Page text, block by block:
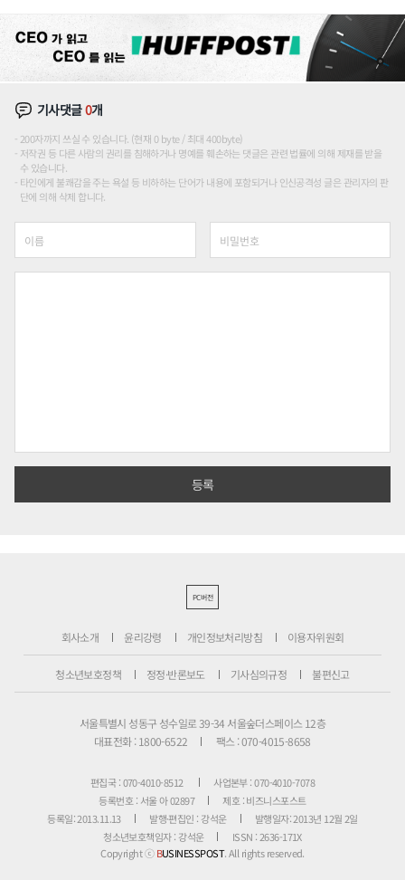
기사댓글0개
200자까지 쓰실 수 있습니다. (현재 0 byte / 최대 400byte)
저작권 등 다른 사람의 권리를 침해하거나 명예를 훼손하는 댓글은 관련 법률에 의해 제재를 받을
수 있습니다.
타인에게 불쾌감을 주는 욕설 등 비하하는 단어가 내용에 포함되거나 인신공격성 글은 관리자의 판
단에 의해 삭제 합니다.
PC버전
회사소개 윤리강령 개인정보처리방침 이용자위원회
청소년보호정책 정정·반론보도 기사심의규정 불편신고
서울특별시 성동구 성수일로 39-34 서울숲더스페이스 12층
대표전화 : 1800-6522
팩스 : 070-4015-8658
편집국 : 070-4010-8512
사업본부 : 070-4010-7078
등록번호 : 서울 아 02897
제호 : 비즈니스포스트
등록일: 2013.11.13
발행·편집인 : 강석운
발행일자: 2013년 12월 2일
청소년보호책임자 : 강석운
ISSN : 2636-171X
Copyright ⓒBUSINESSPOST. All rights reserved.